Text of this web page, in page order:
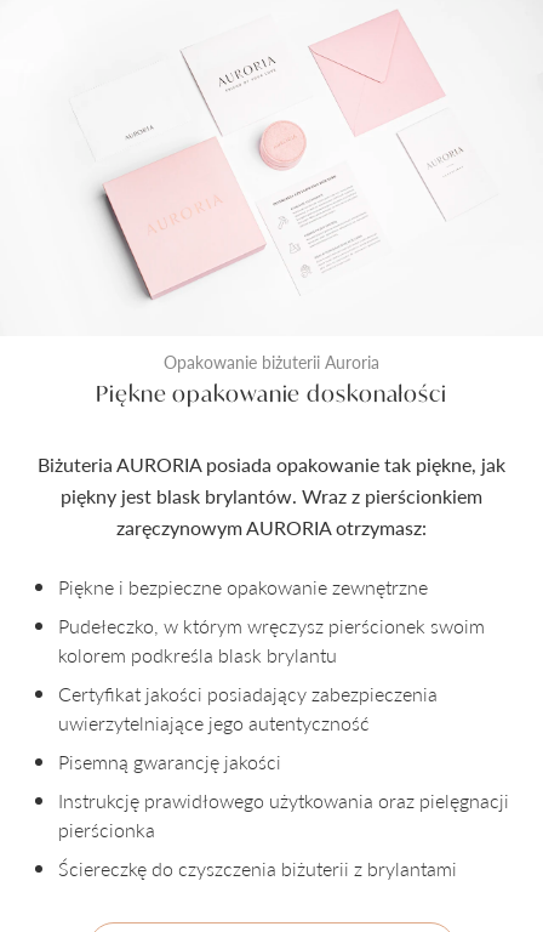
Opakowanie biżuterii Auroria
Piękne opakowanie doskonałości
Biżuteria AURORIA posiada opakowanie tak piękne, jak
piękny jest blask brylantów. Wraz z pierścionkiem
zaręczynowym AURORIA otrzymasz:
Piękne i bezpieczne opakowanie zewnętrzne
Pudełeczko, w którym wręczysz pierścionek swoim
kolorem podkreśla blask brylantu
Certyfikat jakości posiadający zabezpieczenia
uwierzytelniające jego autentyczność
Pisemną gwarancję jakości
Instrukcję prawidłowego użytkowania oraz pielęgnacji
pierścionka
Ściereczkę do czyszczenia biżuterii z brylantami